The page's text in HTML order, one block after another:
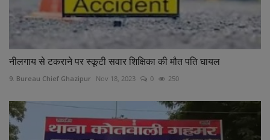
नीलगाय से टकराने पर स्कूटी सवार शिक्षिका की मौत पति घायल
9. Bureau Chief Ghazipur Nov 18, 2023 0 250